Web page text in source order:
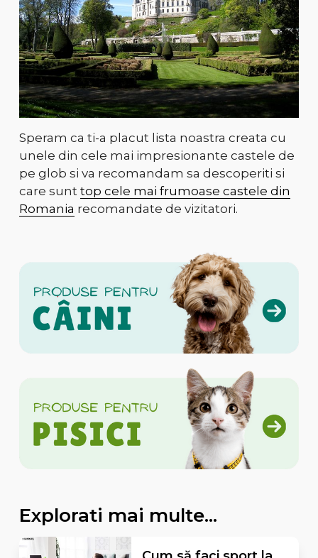
Speram ca ti-a placut lista noastra creata cu
unele din cele mai impresionante castele de
pe glob si va recomandam sa descoperiti si
care sunt top cele mai frumoase castele din
Romania recomandate de vizitatori.
Explorati mai multe...